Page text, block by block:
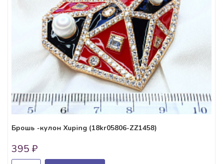
Брошь -кулон Xuping (18kr05806-ZZ1458)
395 ₽